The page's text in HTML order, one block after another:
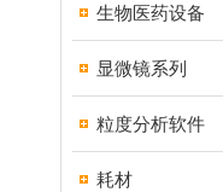
生物医药设备
显微镜系列
粒度分析软件
耗材